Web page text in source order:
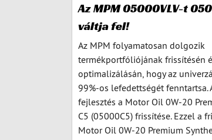
Az MPM 05000VLV-t
váltja fel!
Az MPM folyamatosan dolgozik
termékportfóliójának frissítésén
optimalizálásán, hogy az
99%-os lefedettségét fenntartsa.
fejlesztés a Motor Oil 0W-20
C5 (05000C5) frissítése. Ezzel a
Motor Oil 0W-20 Premium